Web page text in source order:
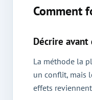
Comment
Décrire avant
La méthode la
un conflit, mais
effets